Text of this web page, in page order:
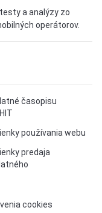
a analýzy zo
operátorov.
časopisu
používania webu
predaja
cookies